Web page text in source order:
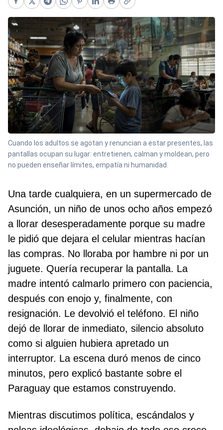
Facebook
X Telegram
WhatsApp
Pinterest
LinkedIn
PrintCopy link
Cuando los adultos se agotan y renuncian a estar presentes, las
pantallas ocupan su lugar: entretienen, calman y moldean, pero
no pueden enseñar límites, empatía ni humanidad.
Una tarde cualquiera, en un supermercado de
Asunción, un niño de unos ocho años empezó
a llorar desesperadamente porque su madre
le pidió que dejara el celular mientras hacían
las compras. No lloraba por hambre ni por un
juguete. Quería recuperar la pantalla. La
madre intentó calmarlo primero con paciencia,
después con enojo y, finalmente, con
resignación. Le devolvió el teléfono. El niño
dejó de llorar de inmediato, silencio absoluto
como si alguien hubiera apretado un
interruptor. La escena duró menos de cinco
minutos, pero explicó bastante sobre el
Paraguay que estamos construyendo.
Mientras discutimos política, escándalos y